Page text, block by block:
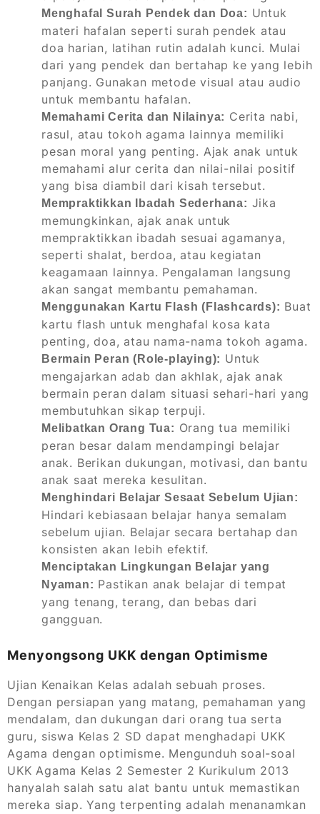
Menghafal Surah Pendek dan Doa: Untuk
materi hafalan seperti surah pendek atau
doa harian, latihan rutin adalah kunci. Mulai
dari yang pendek dan bertahap ke yang lebih
panjang. Gunakan metode visual atau audio
untuk membantu hafalan.
Memahami Cerita dan Nilainya: Cerita nabi,
rasul, atau tokoh agama lainnya memiliki
pesan moral yang penting. Ajak anak untuk
memahami alur cerita dan nilai-nilai positif
yang bisa diambil dari kisah tersebut.
Mempraktikkan Ibadah Sederhana: Jika
memungkinkan, ajak anak untuk
mempraktikkan ibadah sesuai agamanya,
seperti shalat, berdoa, atau kegiatan
keagamaan lainnya. Pengalaman langsung
akan sangat membantu pemahaman.
Menggunakan Kartu Flash (Flashcards): Buat
kartu flash untuk menghafal kosa kata
penting, doa, atau nama-nama tokoh agama.
Bermain Peran (Role-playing): Untuk
mengajarkan adab dan akhlak, ajak anak
bermain peran dalam situasi sehari-hari yang
membutuhkan sikap terpuji.
Melibatkan Orang Tua: Orang tua memiliki
peran besar dalam mendampingi belajar
anak. Berikan dukungan, motivasi, dan bantu
anak saat mereka kesulitan.
Menghindari Belajar Sesaat Sebelum Ujian:
Hindari kebiasaan belajar hanya semalam
sebelum ujian. Belajar secara bertahap dan
konsisten akan lebih efektif.
Menciptakan Lingkungan Belajar yang
Nyaman: Pastikan anak belajar di tempat
yang tenang, terang, dan bebas dari
gangguan.
Menyongsong UKK dengan Optimisme
Ujian Kenaikan Kelas adalah sebuah proses.
Dengan persiapan yang matang, pemahaman yang
mendalam, dan dukungan dari orang tua serta
guru, siswa Kelas 2 SD dapat menghadapi UKK
Agama dengan optimisme. Mengunduh soal-soal
UKK Agama Kelas 2 Semester 2 Kurikulum 2013
hanyalah salah satu alat bantu untuk memastikan
mereka siap. Yang terpenting adalah menanamkan